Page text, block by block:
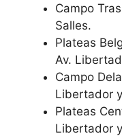
Campo
Salles.
Plateas
Av.
Campo
Libertador
Plateas
Libertador